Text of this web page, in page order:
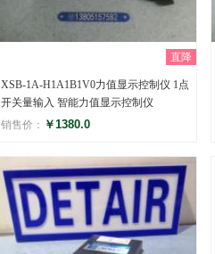
直降
XSB-1A-H1A1B1V0力值显示控制仪 1点
开关量输入 智能力值显示控制仪
销售价： ￥1380.0
评分
()